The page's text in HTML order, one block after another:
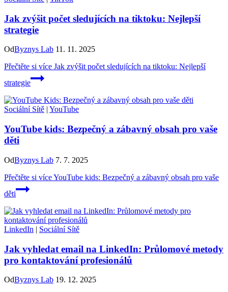
Jak zvýšit počet sledujících na tiktoku: Nejlepší
strategie
OdByznys Lab 11. 11. 2025
Přečtěte si více Jak zvýšit počet sledujících na tiktoku: Nejlepší
strategie
Sociální Sítě | YouTube
YouTube kids: Bezpečný a zábavný obsah pro vaše
děti
OdByznys Lab 7. 7. 2025
Přečtěte si víceYouTube kids: Bezpečný a zábavný obsah pro vaše
děti
LinkedIn | Sociální Sítě
Jak vyhledat email na LinkedIn: Průlomové metody
pro kontaktování profesionálů
OdByznys Lab 19. 12. 2025